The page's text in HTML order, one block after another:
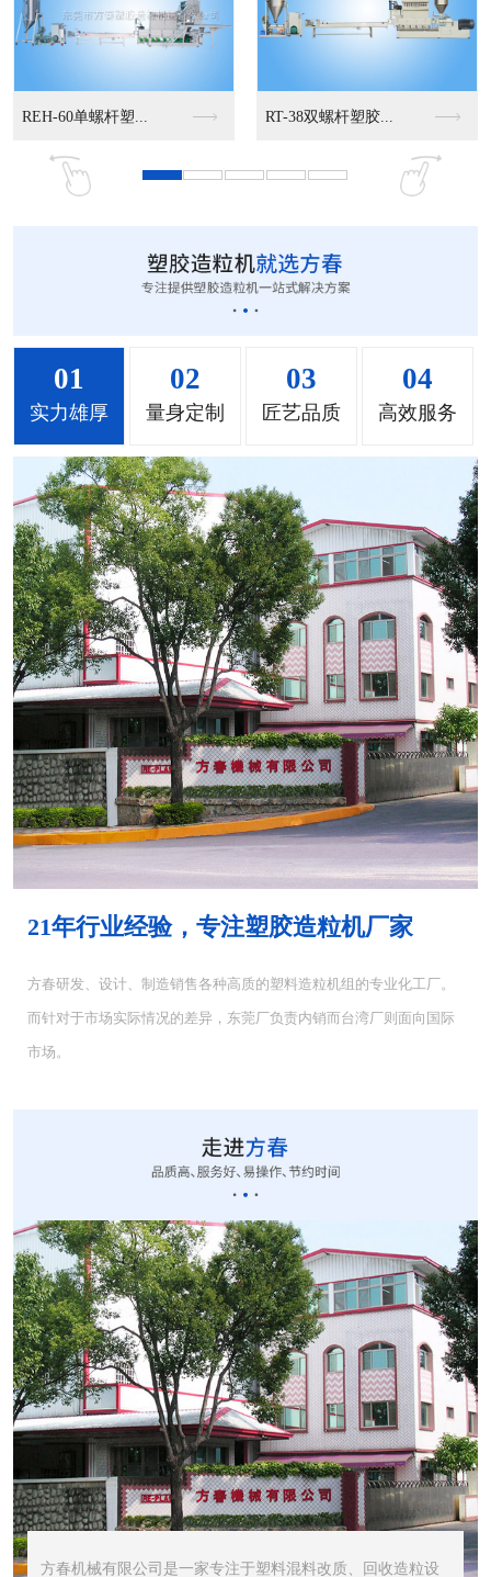
MS-50立式混色机... MS-100立式混色...
MS-200立式混色...
MH-1000立式混... MH-2000塑料混...
MH-4000塑胶混... MH-6000塑料混...
CUT-5塑料切粒机...
CUT-20立式切粒...
STR1000振动筛... STR600震动筛<...
01
实力雄厚
02
量身定制
03
匠艺品质
04
高效服务
21年行业经验，专注塑胶造粒机厂家
方春研发、设计、制造销售各种高质的塑料造粒机组的专业化工厂。
而针对于市场实际情况的差异，东莞厂负责内销而台湾厂则面向国际
市场。
方春机械有限公司是一家专注于塑料混料改质、回收造粒设